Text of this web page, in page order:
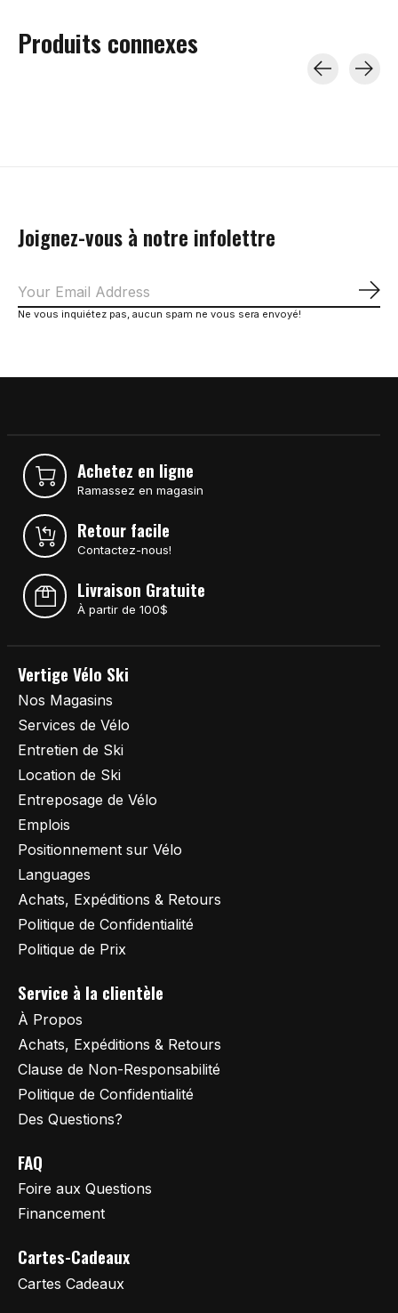
Produits connexes
Joignez-vous à notre infolettre
Ne vous inquiétez pas, aucun spam ne vous sera envoyé!
Achetez en ligne
Ramassez en magasin
Retour facile
Contactez-nous!
Livraison Gratuite
À partir de 100$
Vertige Vélo Ski
Nos Magasins
Services de Vélo
Entretien de Ski
Location de Ski
Entreposage de Vélo
Emplois
Positionnement sur Vélo
Languages
Achats, Expéditions & Retours
Politique de Confidentialité
Politique de Prix
Service à la clientèle
À Propos
Achats, Expéditions & Retours
Clause de Non-Responsabilité
Politique de Confidentialité
Des Questions?
FAQ
Foire aux Questions
Financement
Cartes-Cadeaux
Cartes Cadeaux